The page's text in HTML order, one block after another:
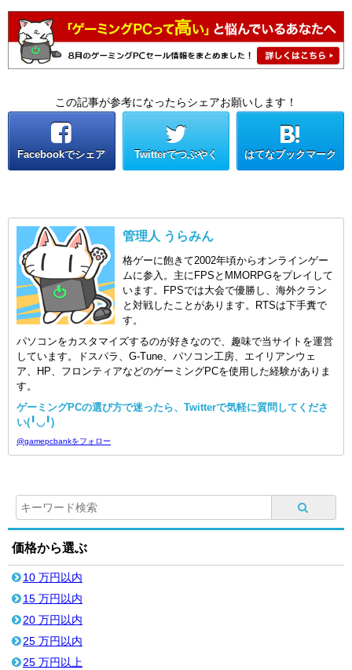
この記事が参考になったらシェアお願いします！
Facebookでシェア Twitterでつぶやく はてなブックマーク
管理人 うらみん
格ゲーに飽きて2002年頃からオンラインゲー
ムに参入。主にFPSとMMORPGをプレイして
います。FPSでは大会で優勝し、海外クラン
と対戦したことがあります。RTSは下手糞で
す。
パソコンをカスタマイズするのが好きなので、趣味で当サイトを運営
しています。ドスパラ、G-Tune、パソコン工房、エイリアンウェ
ア、HP、フロンティアなどのゲーミングPCを使用した経験がありま
す。
ゲーミングPCの選び方で迷ったら、Twitterで気軽に質問してくださ
い(╹◡╹)
@gamepcbankをフォロー
価格から選ぶ
10 万円以内
15 万円以内
20 万円以内
25 万円以内
25 万円以上